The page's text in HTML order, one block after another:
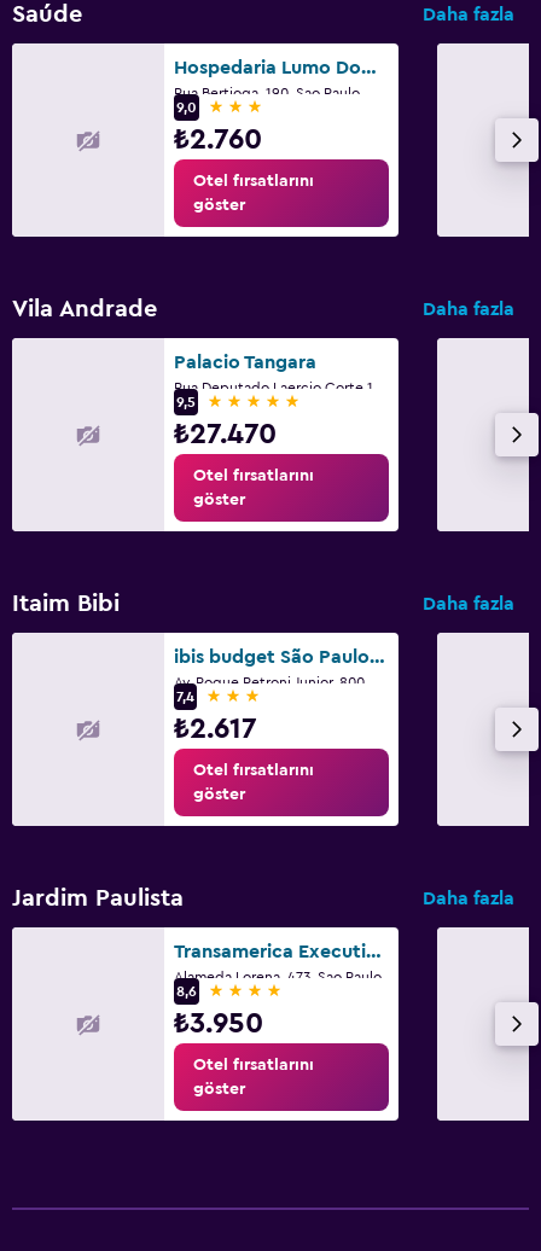
Saúde Daha fazla
Hospedaria Lumo Domo Praça da Árvore
Rua Bertioga, 190, Sao Paulo
9,0
3 yıldız
₺2.760
Otel fırsatlarını
göster
Vila Andrade Daha fazla
Palacio Tangara
9,5
5 yıldız
₺27.470
Otel fırsatlarını
göster
Itaim Bibi Daha fazla
ibis budget São Paulo Morumbi
7,4
3 yıldız
₺2.617
Otel fırsatlarını
göster
Jardim Paulista Daha fazla
Transamerica Executive Jardins
Alameda Lorena, 473, Sao Paulo
8,6
4 yıldız
₺3.950
Otel fırsatlarını
göster